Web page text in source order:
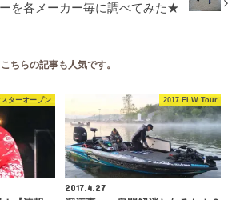
を各メーカー毎に調べてみた★
こちらの記事も人気です。
ターオープン 2017 FLW Tour
2017.4.27